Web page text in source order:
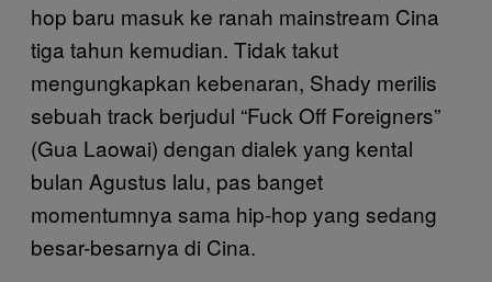
hop baru masuk ke ranah mainstream Cina
tiga tahun kemudian. Tidak takut
mengungkapkan kebenaran, Shady merilis
sebuah track berjudul “Fuck Off Foreigners”
(Gua Laowai) dengan dialek yang kental
bulan Agustus lalu, pas banget
momentumnya sama hip-hop yang sedang
besar-besarnya di Cina.